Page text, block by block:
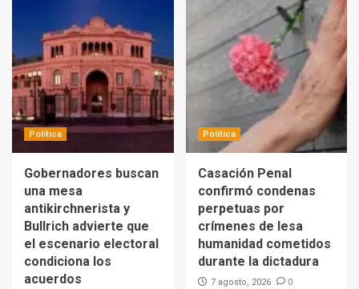
Política
Gobernadores buscan
una mesa
antikirchnerista y
Bullrich advierte que
el escenario electoral
condiciona los
acuerdos
Política
Casación Penal
confirmó condenas
perpetuas por
crímenes de lesa
humanidad cometidos
durante la dictadura
7 agosto, 2026 0